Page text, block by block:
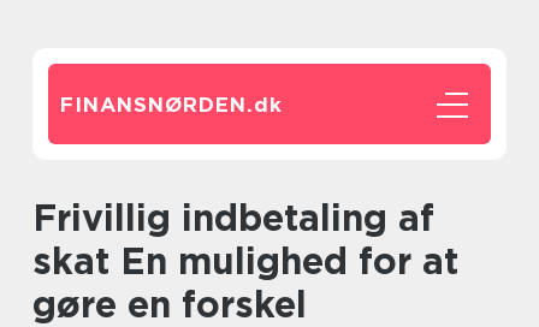
FINANSNØRDEN.dk
Frivillig indbetaling af
skat En mulighed for at
gøre en forskel